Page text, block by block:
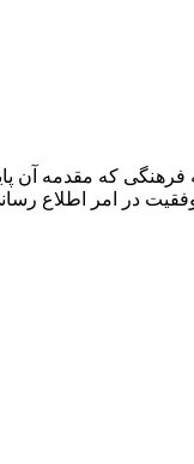
که مقدمه آن
در امر اطلاع